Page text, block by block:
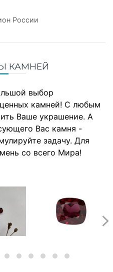
России
КАМНЕЙ
выбор
камней! С любым
Ваше украшение. А
Вас камня -
задачу. Для
со всего Мира!